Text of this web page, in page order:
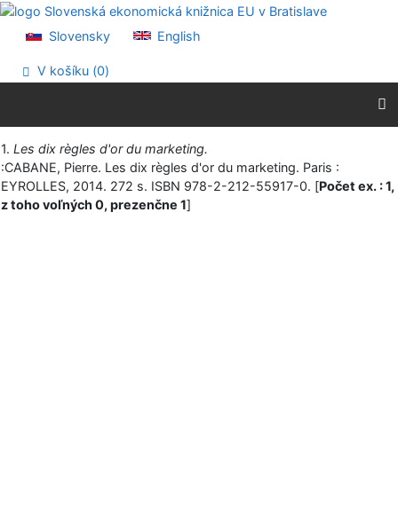
Prejsť na obsah
Prehlásenie o webovej prístupnosti
Slovensky English
V košíku (0)
Vytlačiť
1. Les dix règles d'or du marketing.
:CABANE, Pierre. Les dix règles d'or du marketing. Paris :
EYROLLES, 2014. 272 s. ISBN 978-2-212-55917-0. [Počet ex. : 1,
z toho voľných 0, prezenčne 1]